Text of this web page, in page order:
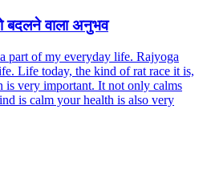
बदलने वाला अनुभव
part of my everyday life. Rajyoga
Life today, the kind of rat race it is,
is very important. It not only calms
is calm your health is also very